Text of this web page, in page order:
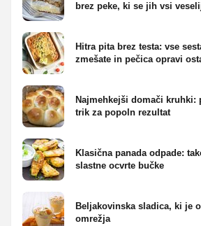
brez peke, ki se jih vsi
Hitra pita brez testa: vse
zmešate in pečica opravi
Najmehkejši domači kruhki:
trik za popoln rezultat
Klasična panada odpade:
slastne ocvrte bučke
Beljakovinska sladica, ki je
omrežja